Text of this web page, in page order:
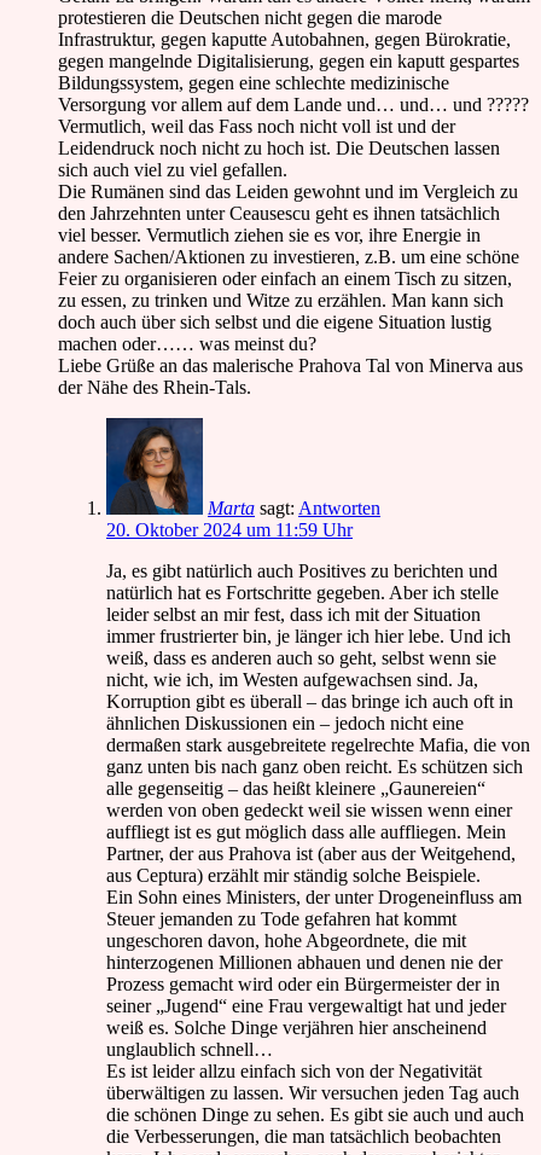
protestieren die Deutschen nicht gegen die marode
Infrastruktur, gegen kaputte Autobahnen, gegen Bürokratie,
gegen mangelnde Digitalisierung, gegen ein kaputt gespartes
Bildungssystem, gegen eine schlechte medizinische
Versorgung vor allem auf dem Lande und… und… und ?????
Vermutlich, weil das Fass noch nicht voll ist und der
Leidendruck noch nicht zu hoch ist. Die Deutschen lassen
sich auch viel zu viel gefallen.
Die Rumänen sind das Leiden gewohnt und im Vergleich zu
den Jahrzehnten unter Ceausescu geht es ihnen tatsächlich
viel besser. Vermutlich ziehen sie es vor, ihre Energie in
andere Sachen/Aktionen zu investieren, z.B. um eine schöne
Feier zu organisieren oder einfach an einem Tisch zu sitzen,
zu essen, zu trinken und Witze zu erzählen. Man kann sich
doch auch über sich selbst und die eigene Situation lustig
machen oder…… was meinst du?
Liebe Grüße an das malerische Prahova Tal von Minerva aus
der Nähe des Rhein-Tals.
Marta sagt: Antworten
20. Oktober 2024 um 11:59 Uhr
Ja, es gibt natürlich auch Positives zu berichten und
natürlich hat es Fortschritte gegeben. Aber ich stelle
leider selbst an mir fest, dass ich mit der Situation
immer frustrierter bin, je länger ich hier lebe. Und ich
weiß, dass es anderen auch so geht, selbst wenn sie
nicht, wie ich, im Westen aufgewachsen sind. Ja,
Korruption gibt es überall – das bringe ich auch oft in
ähnlichen Diskussionen ein – jedoch nicht eine
dermaßen stark ausgebreitete regelrechte Mafia, die von
ganz unten bis nach ganz oben reicht. Es schützen sich
alle gegenseitig – das heißt kleinere „Gaunereien“
werden von oben gedeckt weil sie wissen wenn einer
auffliegt ist es gut möglich dass alle auffliegen. Mein
Partner, der aus Prahova ist (aber aus der Weitgehend,
aus Ceptura) erzählt mir ständig solche Beispiele.
Ein Sohn eines Ministers, der unter Drogeneinfluss am
Steuer jemanden zu Tode gefahren hat kommt
ungeschoren davon, hohe Abgeordnete, die mit
hinterzogenen Millionen abhauen und denen nie der
Prozess gemacht wird oder ein Bürgermeister der in
seiner „Jugend“ eine Frau vergewaltigt hat und jeder
weiß es. Solche Dinge verjähren hier anscheinend
unglaublich schnell…
Es ist leider allzu einfach sich von der Negativität
überwältigen zu lassen. Wir versuchen jeden Tag auch
die schönen Dinge zu sehen. Es gibt sie auch und auch
die Verbesserungen, die man tatsächlich beobachten